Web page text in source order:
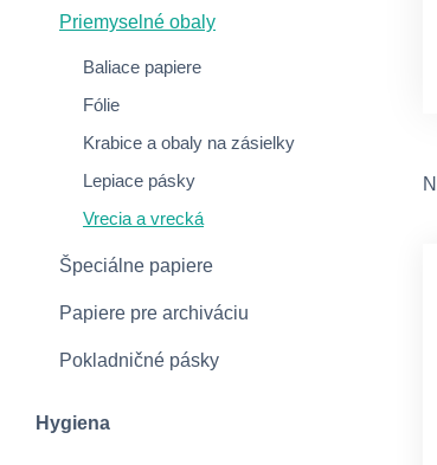
Priemyselné obaly
Baliace papiere
Fólie
Krabice a obaly na zásielky
Lepiace pásky
Vrecia a vrecká
Špeciálne papiere
Papiere pre archiváciu
Pokladničné pásky
Hygiena